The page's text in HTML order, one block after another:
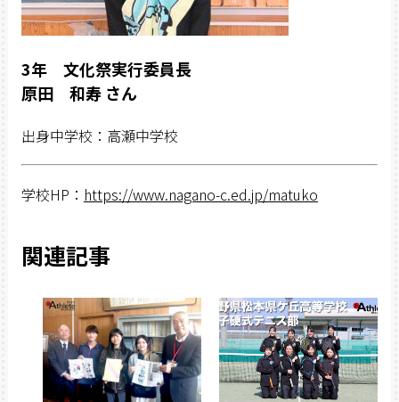
3年 文化祭実行委員長
原田 和寿 さん
出身中学校：高瀬中学校
学校HP： https://www.nagano-c.ed.jp/matuko
関連記事